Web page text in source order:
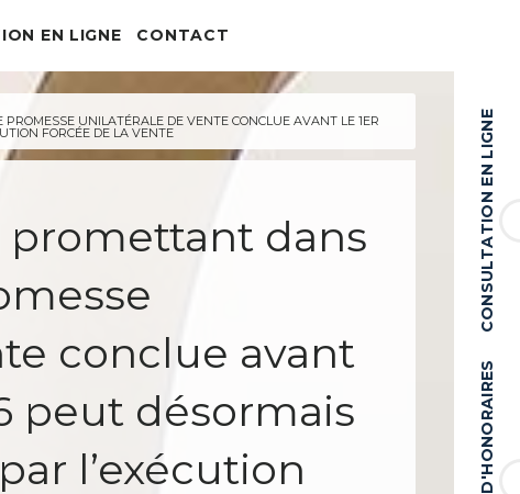
CONSULTATION EN LIGNE
sociale
EN LIGNE CONTACT
Nous écrire
UNILATÉRALE DE VENTE CONCLUE AVANT LE 1ER
FORCÉE DE LA VENTE
promettant dans
conclue avant
peut désormais
l’exécution